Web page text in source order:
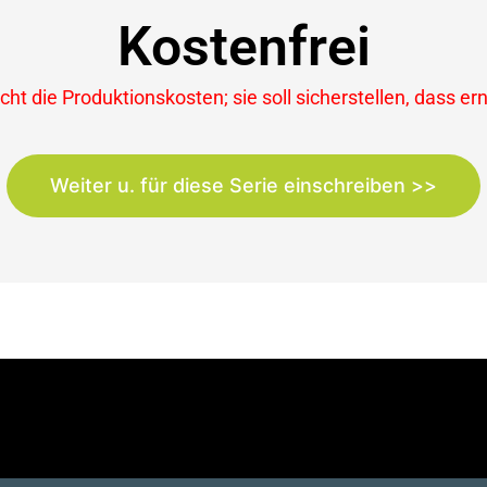
Kostenfrei
die Produktionskosten; sie soll sicherstellen, dass
Weiter u. für diese Serie einschreiben >>